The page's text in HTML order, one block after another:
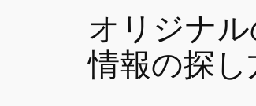
オリジナ
情報の探し